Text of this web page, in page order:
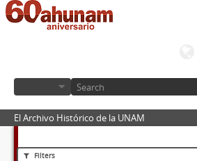
El Archivo Histórico de la UNAM
Filters